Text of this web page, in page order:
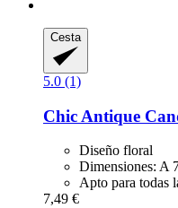
Cesta
5.0 (1)
Chic Antique
Diseño floral
Dimensiones: A
Apto para todas
7,49 €